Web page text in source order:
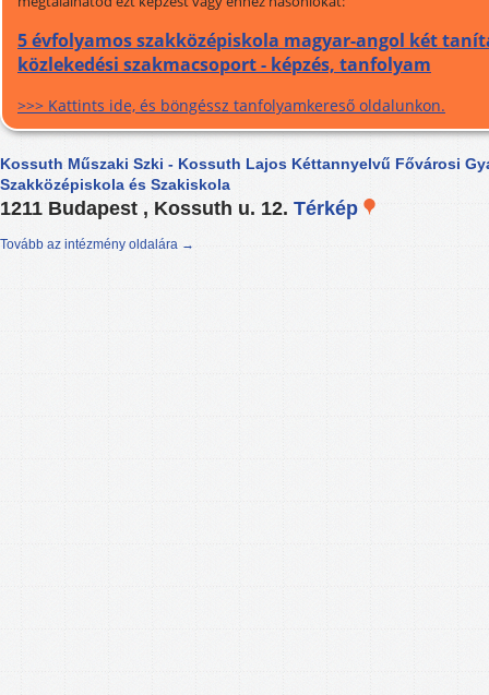
5 évfolyamos szakközépiskola magyar-angol két
közlekedési szakmacsoport - képzés, tanfolyam
>>> Kattints ide, és böngéssz tanfolyamkereső oldalunkon.
Kossuth Műszaki Szki - Kossuth Lajos Kéttannyelvű Fővárosi
Szakközépiskola és Szakiskola
1211 Budapest , Kossuth u. 12. Térkép
Tovább az intézmény oldalára →